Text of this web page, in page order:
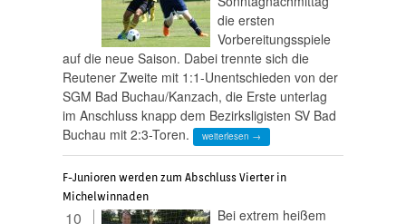
die ersten
Vorbereitungsspiele
auf die neue Saison. Dabei trennte sich die
Reutener Zweite mit 1:1-Unentschieden von der
SGM Bad Buchau/Kanzach, die Erste unterlag
im Anschluss knapp dem Bezirksligisten SV Bad
Buchau mit 2:3-Toren.
weiterlesen →
F-Junioren werden zum Abschluss Vierter in
Michelwinnaden
10
Bei extrem heißem